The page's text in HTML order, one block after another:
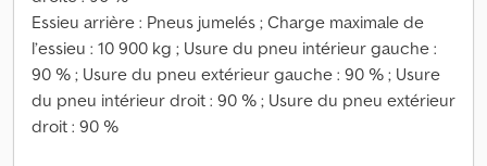
Essieu arrière : Pneus jumelés ; Charge maximale de
l’essieu : 10 900 kg ; Usure du pneu intérieur gauche :
90 % ; Usure du pneu extérieur gauche : 90 % ; Usure
du pneu intérieur droit : 90 % ; Usure du pneu extérieur
droit : 90 %